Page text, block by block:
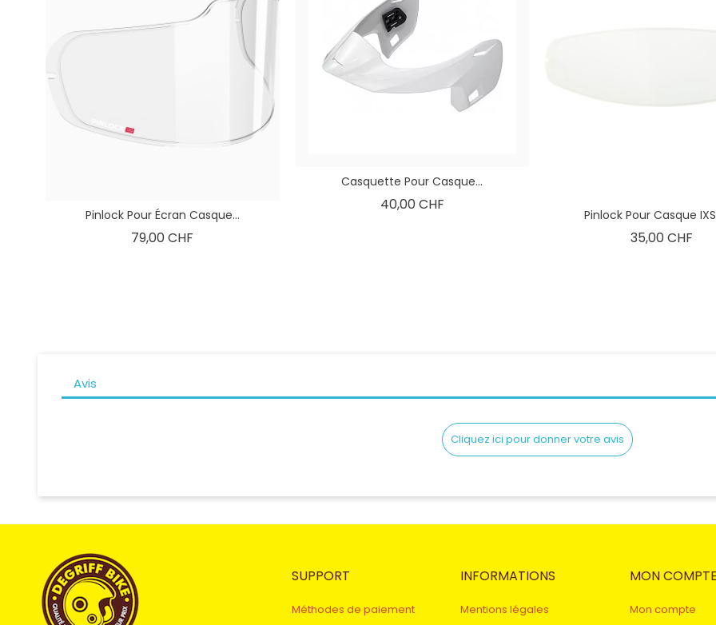
Pinlock Pour Écran Casque...
79,00 CHF
Casquette Pour Casque...
40,00 CHFPrix
Pinlock Pour Casque
35,00 CHF
Avis
Cliquez ici pour donner votre avis
SUPPORT
Méthodes de paiement
INFORMATIONS
Mentions légales
MON COMPTE
Mon compte